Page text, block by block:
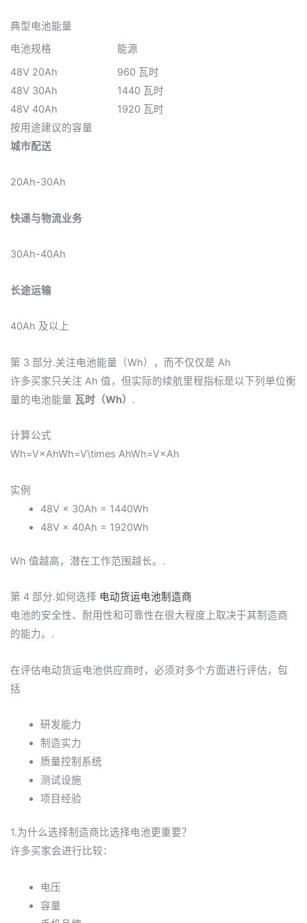
典型电池能量
电池规格
能源
48V 20Ah
960 瓦时
48V 30Ah
1440 瓦时
48V 40Ah
1920 瓦时
按用途建议的容量
城市配送
20Ah-30Ah
快递与物流业务
30Ah-40Ah
长途运输
40Ah 及以上
第 3 部分.关注电池能量（Wh），而不仅仅是 Ah
许多买家只关注 Ah 值，但实际的续航里程指标是以下列单位衡
量的电池能量 瓦时（Wh） .
计算公式
Wh=V×AhWh=V\times AhWh=V×Ah
实例
48V × 30Ah = 1440Wh
48V × 40Ah = 1920Wh
Wh 值越高，潜在工作范围越长。.
第 4 部分.如何选择 电动货运电池制造商
电池的安全性、耐用性和可靠性在很大程度上取决于其制造商
的能力。.
在评估电动货运电池供应商时，必须对多个方面进行评估，包
括
研发能力
制造实力
质量控制系统
测试设施
项目经验
1.为什么选择制造商比选择电池更重要？
许多买家会进行比较：
电压
容量